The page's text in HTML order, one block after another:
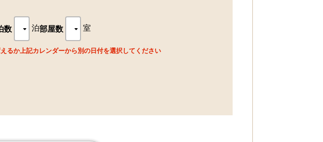
数 泊部屋数 室
るか上記カレンダーから別の日付を選択してください